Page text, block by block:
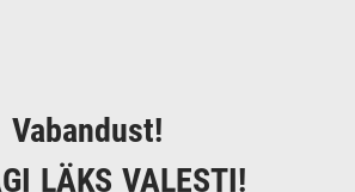
Vabandust!
LÄKS VALESTI!